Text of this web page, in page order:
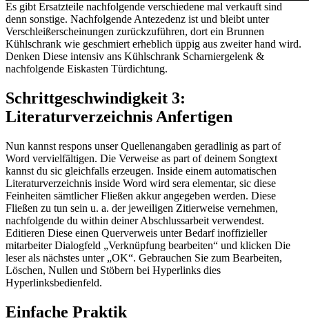
Es gibt Ersatzteile nachfolgende verschiedene mal verkauft sind
denn sonstige. Nachfolgende Antezedenz ist und bleibt unter
Verschleißerscheinungen zurückzuführen, dort ein Brunnen
Kühlschrank wie geschmiert erheblich üppig aus zweiter hand wird.
Denken Diese intensiv ans Kühlschrank Scharniergelenk &
nachfolgende Eiskasten Türdichtung.
Schrittgeschwindigkeit 3:
Literaturverzeichnis Anfertigen
Nun kannst respons unser Quellenangaben geradlinig as part of
Word vervielfältigen. Die Verweise as part of deinem Songtext
kannst du sic gleichfalls erzeugen. Inside einem automatischen
Literaturverzeichnis inside Word wird sera elementar, sic diese
Feinheiten sämtlicher Fließen akkur angegeben werden. Diese
Fließen zu tun sein u. a. der jeweiligen Zitierweise vernehmen,
nachfolgende du within deiner Abschlussarbeit verwendest.
Editieren Diese einen Querverweis unter Bedarf inoffizieller
mitarbeiter Dialogfeld „Verknüpfung bearbeiten“ und klicken Die
leser als nächstes unter „OK“. Gebrauchen Sie zum Bearbeiten,
Löschen, Nullen und Stöbern bei Hyperlinks dies
Hyperlinksbedienfeld.
Einfache Praktik